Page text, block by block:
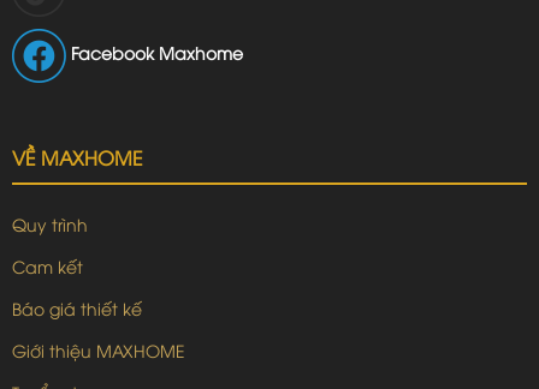
Facebook Maxhome
VỀ MAXHOME
Quy trình
Cam kết
Báo giá thiết kế
Giới thiệu MAXHOME